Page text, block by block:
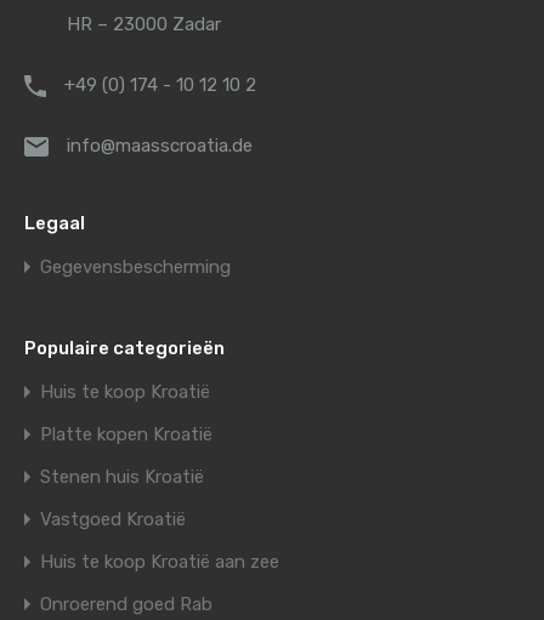
HR – 23000 Zadar
+49 (0) 174 - 10 12 10 2
info@maasscroatia.de
Legaal
Gegevensbescherming
Populaire categorieën
Huis te koop Kroatië
Platte kopen Kroatië
Stenen huis Kroatië
Vastgoed Kroatië
Huis te koop Kroatië aan zee
Onroerend goed Rab